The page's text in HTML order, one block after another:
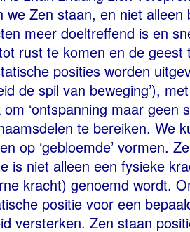
Zen staan, en niet alleen
meer doeltreffend is en
rust te komen en de geest
posities worden
de spil van beweging’),
‘ontspanning maar geen
te bereiken. We
op ‘gebloemde’ vormen.
is niet alleen een fysieke
kracht) genoemd wordt.
positie voor een
versterken. Zen staan